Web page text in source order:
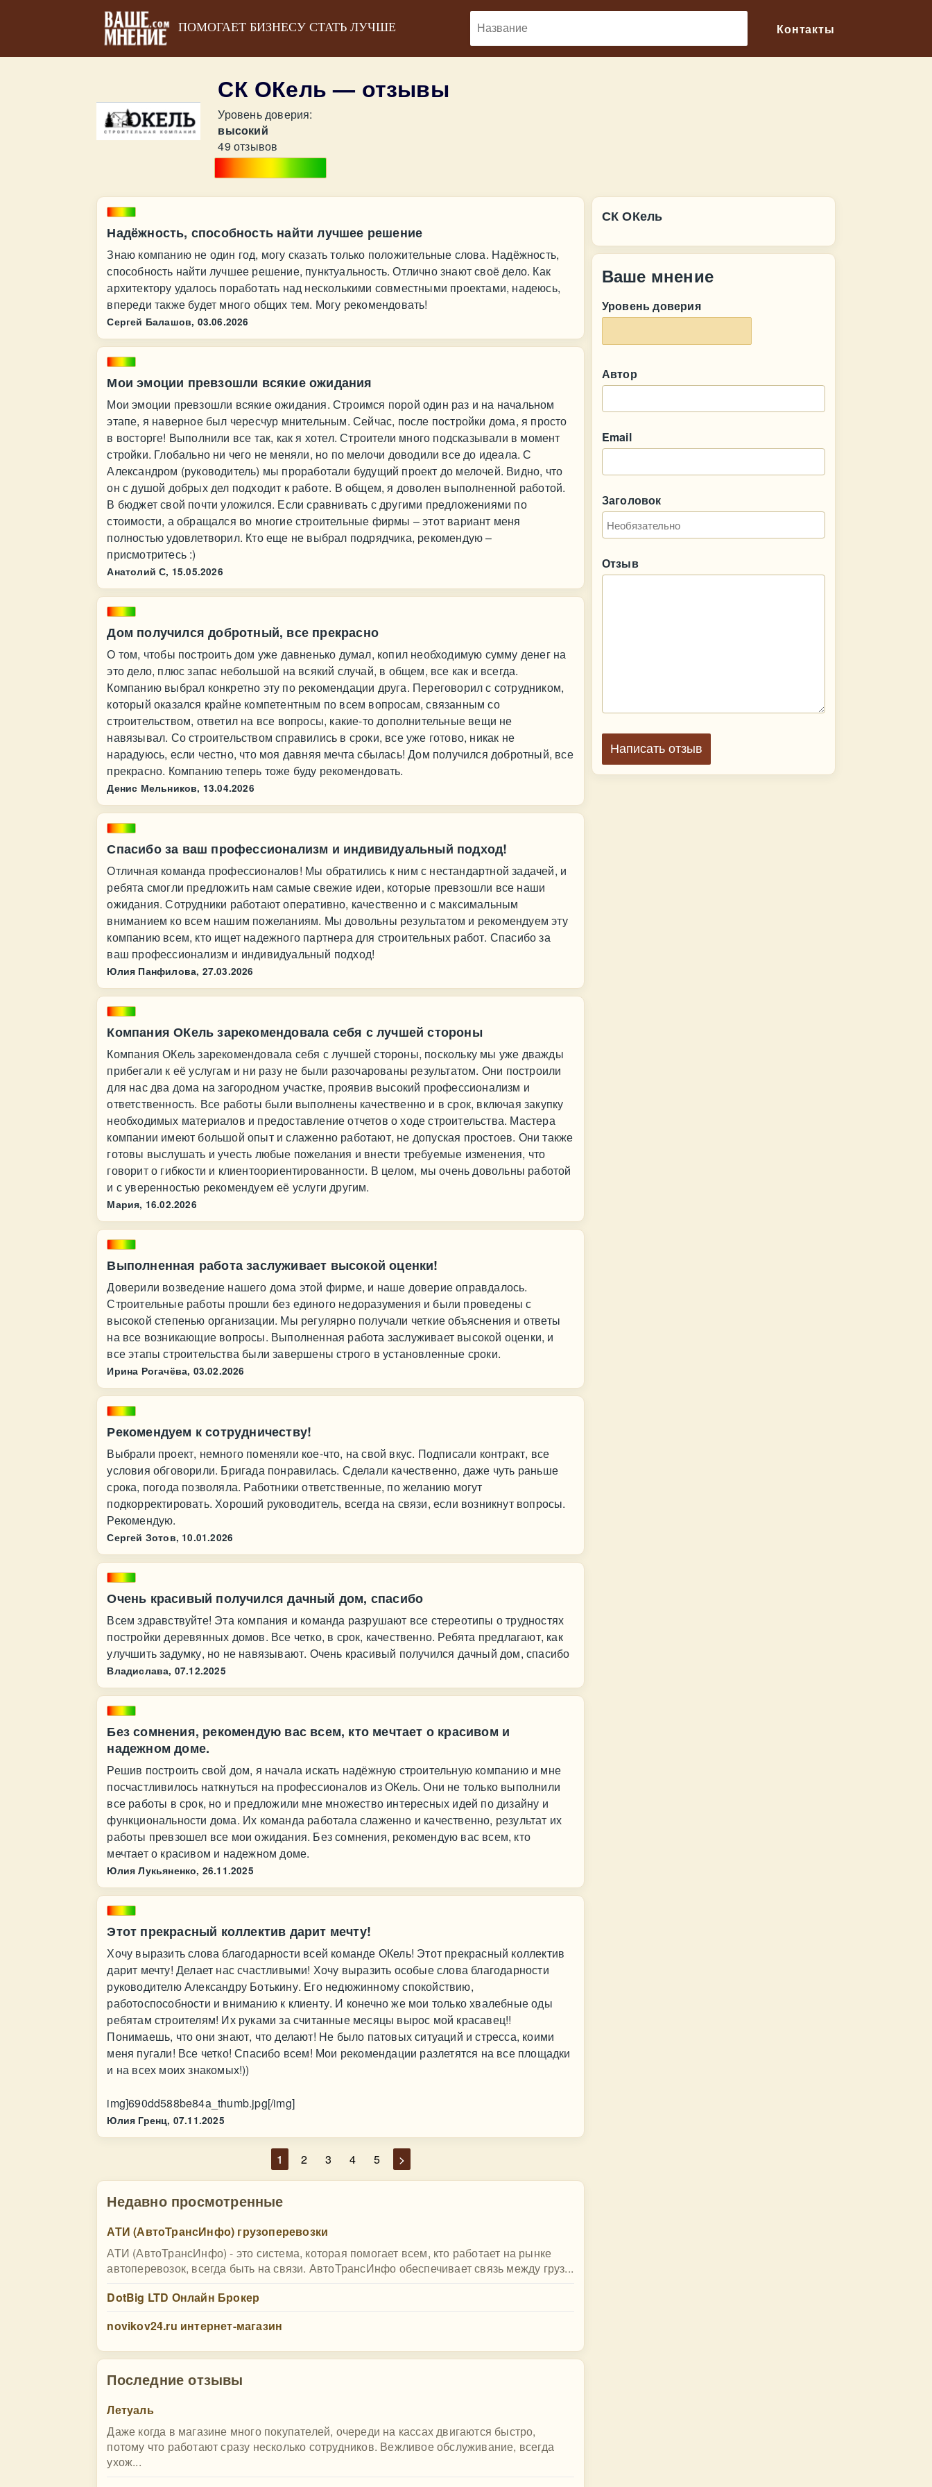
ПОМОГАЕТ БИЗНЕСУ СТАТЬ ЛУЧШЕ Контакты
СК ОКель — отзывы
Уровень доверия:
высокий
49 отзывов
Надёжность, способность найти лучшее решение
Знаю компанию не один год, могу сказать только положительные слова. Надёжность,
способность найти лучшее решение, пунктуальность. Отлично знают своё дело. Как
архитектору удалось поработать над несколькими совместными проектами, надеюсь,
впереди также будет много общих тем. Могу рекомендовать!
Сергей Балашов, 03.06.2026
Мои эмоции превзошли всякие ожидания
Мои эмоции превзошли всякие ожидания. Строимся порой один раз и на начальном
этапе, я наверное был чересчур мнительным. Сейчас, после постройки дома, я просто
в восторге! Выполнили все так, как я хотел. Строители много подсказывали в момент
стройки. Глобально ни чего не меняли, но по мелочи доводили все до идеала. С
Александром (руководитель) мы проработали будущий проект до мелочей. Видно, что
он с душой добрых дел подходит к работе. В общем, я доволен выполненной работой.
В бюджет свой почти уложился. Если сравнивать с другими предложениями по
стоимости, а обращался во многие строительные фирмы – этот вариант меня
полностью удовлетворил. Кто еще не выбрал подрядчика, рекомендую –
присмотритесь :)
Анатолий С, 15.05.2026
Дом получился добротный, все прекрасно
О том, чтобы построить дом уже давненько думал, копил необходимую сумму денег на
это дело, плюс запас небольшой на всякий случай, в общем, все как и всегда.
Компанию выбрал конкретно эту по рекомендации друга. Переговорил с сотрудником,
который оказался крайне компетентным по всем вопросам, связанным со
строительством, ответил на все вопросы, какие-то дополнительные вещи не
навязывал. Со строительством справились в сроки, все уже готово, никак не
нарадуюсь, если честно, что моя давняя мечта сбылась! Дом получился добротный, все
прекрасно. Компанию теперь тоже буду рекомендовать.
Денис Мельников, 13.04.2026
Спасибо за ваш профессионализм и индивидуальный подход!
Отличная команда профессионалов! Мы обратились к ним с нестандартной задачей, и
ребята смогли предложить нам самые свежие идеи, которые превзошли все наши
ожидания. Сотрудники работают оперативно, качественно и с максимальным
вниманием ко всем нашим пожеланиям. Мы довольны результатом и рекомендуем эту
компанию всем, кто ищет надежного партнера для строительных работ. Спасибо за
ваш профессионализм и индивидуальный подход!
Юлия Панфилова, 27.03.2026
Компания ОКель зарекомендовала себя с лучшей стороны
Компания ОКель зарекомендовала себя с лучшей стороны, поскольку мы уже дважды
прибегали к её услугам и ни разу не были разочарованы результатом. Они построили
для нас два дома на загородном участке, проявив высокий профессионализм и
ответственность. Все работы были выполнены качественно и в срок, включая закупку
необходимых материалов и предоставление отчетов о ходе строительства. Мастера
компании имеют большой опыт и слаженно работают, не допуская простоев. Они также
готовы выслушать и учесть любые пожелания и внести требуемые изменения, что
говорит о гибкости и клиентоориентированности. В целом, мы очень довольны работой
и с уверенностью рекомендуем её услуги другим.
Мария, 16.02.2026
Выполненная работа заслуживает высокой оценки!
Доверили возведение нашего дома этой фирме, и наше доверие оправдалось.
Строительные работы прошли без единого недоразумения и были проведены с
высокой степенью организации. Мы регулярно получали четкие объяснения и ответы
на все возникающие вопросы. Выполненная работа заслуживает высокой оценки, и
все этапы строительства были завершены строго в установленные сроки.
Ирина Рогачёва, 03.02.2026
Рекомендуем к сотрудничеству!
Выбрали проект, немного поменяли кое-что, на свой вкус. Подписали контракт, все
условия обговорили. Бригада понравилась. Сделали качественно, даже чуть раньше
срока, погода позволяла. Работники ответственные, по желанию могут
подкорректировать. Хороший руководитель, всегда на связи, если возникнут вопросы.
Рекомендую.
Сергей Зотов, 10.01.2026
Очень красивый получился дачный дом, спасибо
Всем здравствуйте! Эта компания и команда разрушают все стереотипы о трудностях
постройки деревянных домов. Все четко, в срок, качественно. Ребята предлагают, как
улучшить задумку, но не навязывают. Очень красивый получился дачный дом, спасибо
Владислава, 07.12.2025
Без сомнения, рекомендую вас всем, кто мечтает о красивом и
надежном доме.
Решив построить свой дом, я начала искать надёжную строительную компанию и мне
посчастливилось наткнуться на профессионалов из ОКель. Они не только выполнили
все работы в срок, но и предложили мне множество интересных идей по дизайну и
функциональности дома. Их команда работала слаженно и качественно, результат их
работы превзошел все мои ожидания. Без сомнения, рекомендую вас всем, кто
мечтает о красивом и надежном доме.
Юлия Лукьяненко, 26.11.2025
Этот прекрасный коллектив дарит мечту!
Хочу выразить слова благодарности всей команде ОКель! Этот прекрасный коллектив
дарит мечту! Делает нас счастливыми! Хочу выразить особые слова благодарности
руководителю Александру Ботькину. Его недюжинному спокойствию,
работоспособности и вниманию к клиенту. И конечно же мои только хвалебные оды
ребятам строителям! Их руками за считанные месяцы вырос мой красавец!!
Понимаешь, что они знают, что делают! Не было патовых ситуаций и стресса, коими
меня пугали! Все четко! Спасибо всем! Мои рекомендации разлетятся на все площадки
и на всех моих знакомых!))
img]690dd588be84a_thumb.jpg[/img]
Юлия Гренц, 07.11.2025
1 2 3 4 5 >
Недавно просмотренные
АТИ (АвтоТрансИнфо) грузоперевозки
АТИ (АвтоТрансИнфо) - это система, которая помогает всем, кто работает на рынке
автоперевозок, всегда быть на связи. АвтоТрансИнфо обеспечивает связь между груз...
DotBig LTD Онлайн Брокер
novikov24.ru интернет-магазин
Последние отзывы
Летуаль
Даже когда в магазине много покупателей, очереди на кассах двигаются быстро,
потому что работают сразу несколько сотрудников. Вежливое обслуживание, всегда
ухож...
СК ОКель
Ваше мнение
Уровень доверия
Автор
Email
Заголовок
Отзыв
Написать отзыв